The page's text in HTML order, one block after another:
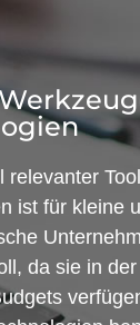
relevanter
ist für kleine
da sie in